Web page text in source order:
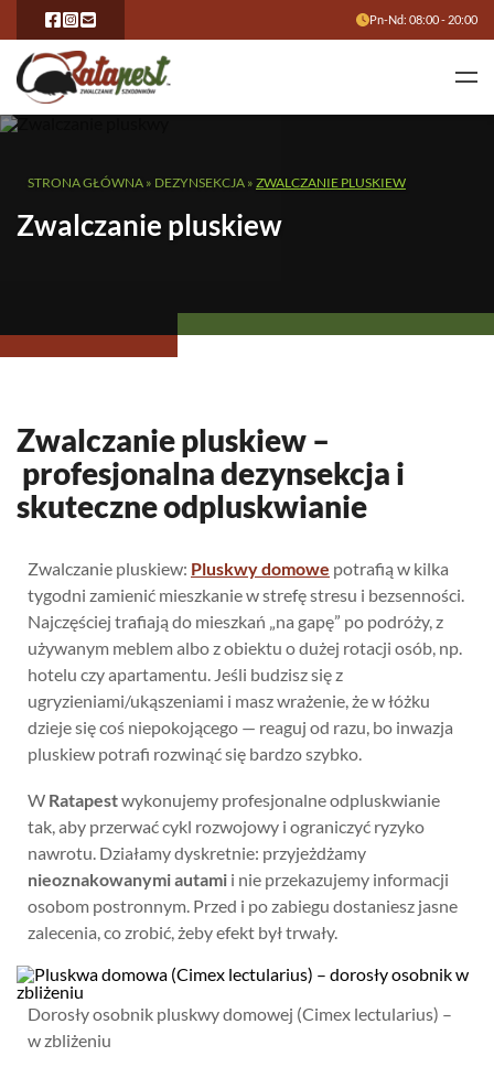
Pn-Nd: 08:00 - 20:00
STRONA GŁÓWNA » DEZYNSEKCJA » ZWALCZANIE PLUSKIEW
Zwalczanie pluskiew
Zwalczanie pluskiew –
profesjonalna dezynsekcja i
skuteczne odpluskwianie
Zwalczanie pluskiew: Pluskwy domowe potrafią w kilka
tygodni zamienić mieszkanie w strefę stresu i bezsenności.
Najczęściej trafiają do mieszkań „na gapę” po podróży, z
używanym meblem albo z obiektu o dużej rotacji osób, np.
hotelu czy apartamentu. Jeśli budzisz się z
ugryzieniami/ukąszeniami i masz wrażenie, że w łóżku
dzieje się coś niepokojącego — reaguj od razu, bo inwazja
pluskiew potrafi rozwinąć się bardzo szybko.
W Ratapestwykonujemy profesjonalne odpluskwianie
tak, aby przerwać cykl rozwojowy i ograniczyć ryzyko
nawrotu. Działamy dyskretnie: przyjeżdżamy
nieoznakowanymi autami i nie przekazujemy informacji
osobom postronnym. Przed i po zabiegu dostaniesz jasne
zalecenia, co zrobić, żeby efekt był trwały.
Dorosły osobnik pluskwy domowej (Cimex lectularius) –
w zbliżeniu